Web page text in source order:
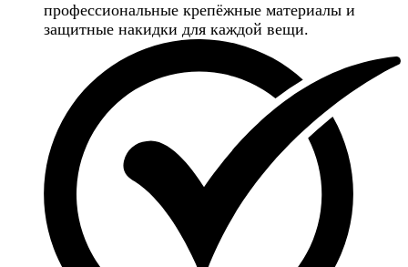
профессиональные крепёжные материалы и
защитные накидки для каждой вещи.